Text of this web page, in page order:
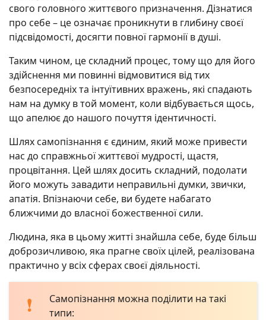
свого головного життєвого призначення. Дізнатися
про себе – це означає проникнути в глибину своєї
підсвідомості, досягти повної гармонії в душі.
Таким чином, це складний процес, тому що для його
здійснення ми повинні відмовитися від тих
безпосередніх та інтуїтивних вражень, які спадають
нам на думку в той момент, коли відбувається щось,
що апелює до нашого почуття ідентичності.
Шлях самопізнання є єдиним, який може привести
нас до справжньої життєвої мудрості, щастя,
процвітання. Цей шлях досить складний, подолати
його можуть завадити неправильні думки, звички,
апатія. Впізнаючи себе, ви будете набагато
ближчими до власної божественної сили.
Людина, яка в цьому житті знайшла себе, буде більш
доброзичливою, яка прагне своїх цілей, реалізована
практично у всіх сферах своєї діяльності.
Самопізнання можна поділити на такі
типи: